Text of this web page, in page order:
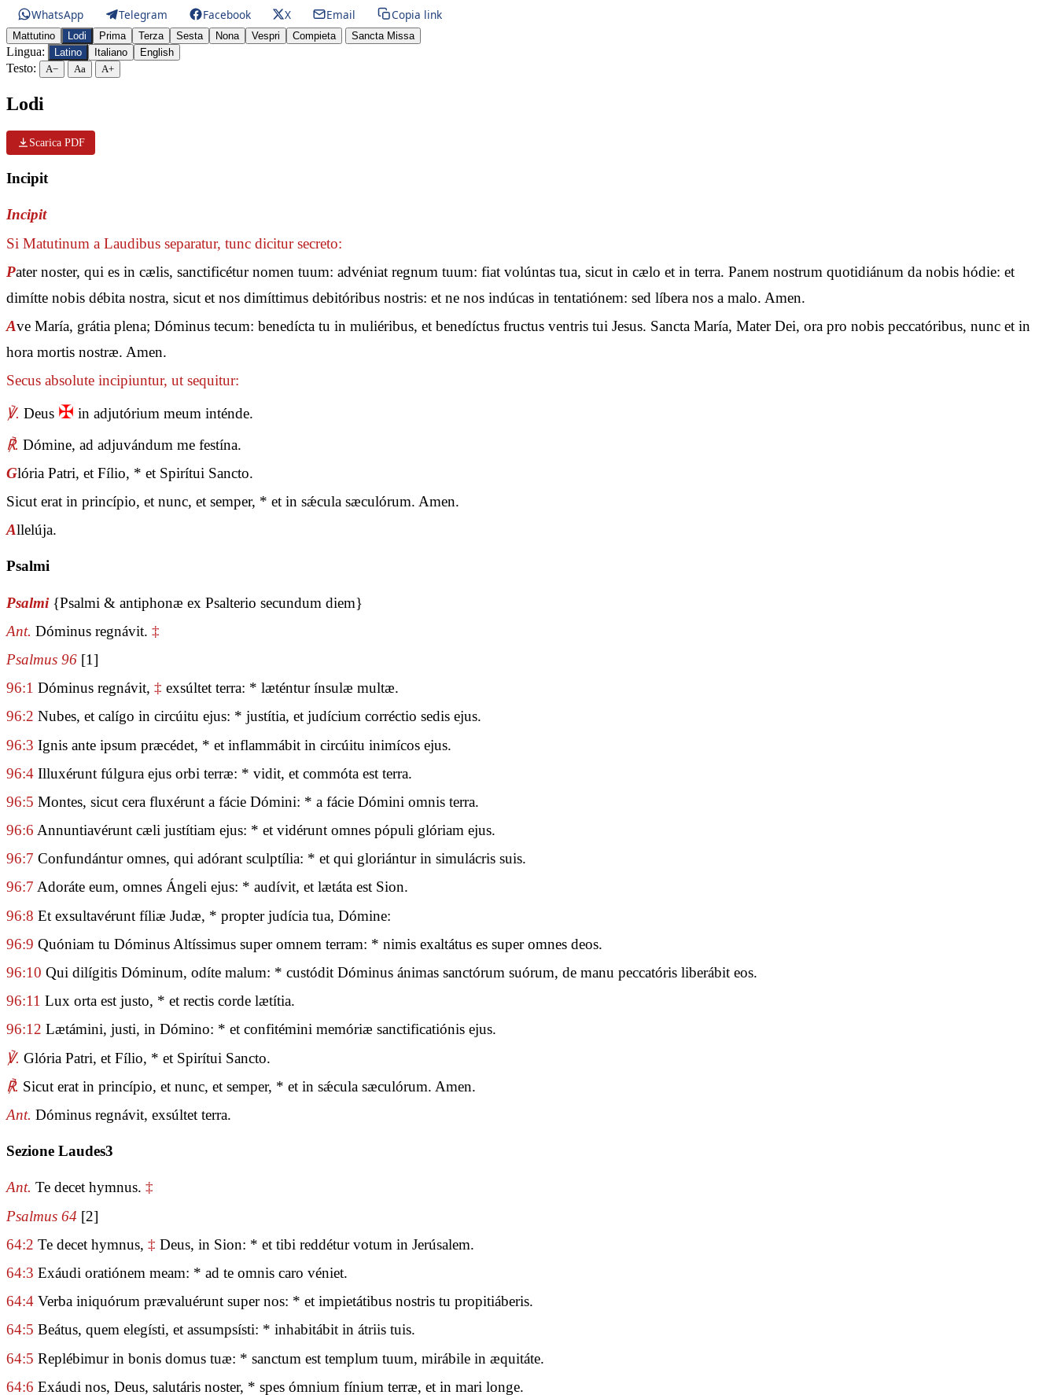
WhatsApp Telegram Facebook X Email Copia link
Mattutino Lodi Prima Terza Sesta Nona Vespri Compieta Sancta Missa
Lingua: Latino Italiano English
Testo: A− Aa A+
Lodi
Scarica PDF
Incipit
Incipit
Si Matutinum a Laudibus separatur, tunc dicitur secreto:
Pater noster, qui es in cælis, sanctificétur nomen tuum: advéniat regnum tuum: fiat volúntas tua, sicut in cælo et in terra. Panem nostrum quotidiánum da nobis hódie: et
dimítte nobis débita nostra, sicut et nos dimíttimus debitóribus nostris: et ne nos indúcas in tentatiónem: sed líbera nos a malo. Amen.
Ave María, grátia plena; Dóminus tecum: benedícta tu in muliéribus, et benedíctus fructus ventris tui Jesus. Sancta María, Mater Dei, ora pro nobis peccatóribus, nunc et in
hora mortis nostræ. Amen.
Secus absolute incipiuntur, ut sequitur:
℣. Deus ✠ in adjutórium meum inténde.
℟. Dómine, ad adjuvándum me festína.
Glória Patri, et Fílio, * et Spirítui Sancto.
Sicut erat in princípio, et nunc, et semper, * et in sǽcula sæculórum. Amen.
Allelúja.
Psalmi
Psalmi {Psalmi & antiphonæ ex Psalterio secundum diem}
Ant. Dóminus regnávit. ‡
Psalmus 96 [1]
96:1 Dóminus regnávit, ‡ exsúltet terra: * læténtur ínsulæ multæ.
96:2 Nubes, et calígo in circúitu ejus: * justítia, et judícium corréctio sedis ejus.
96:3 Ignis ante ipsum præcédet, * et inflammábit in circúitu inimícos ejus.
96:4 Illuxérunt fúlgura ejus orbi terræ: * vidit, et commóta est terra.
96:5 Montes, sicut cera fluxérunt a fácie Dómini: * a fácie Dómini omnis terra.
96:6 Annuntiavérunt cæli justítiam ejus: * et vidérunt omnes pópuli glóriam ejus.
96:7 Confundántur omnes, qui adórant sculptília: * et qui gloriántur in simulácris suis.
96:7 Adoráte eum, omnes Ángeli ejus: * audívit, et lætáta est Sion.
96:8 Et exsultavérunt fíliæ Judæ, * propter judícia tua, Dómine:
96:9 Quóniam tu Dóminus Altíssimus super omnem terram: * nimis exaltátus es super omnes deos.
96:10 Qui dilígitis Dóminum, odíte malum: * custódit Dóminus ánimas sanctórum suórum, de manu peccatóris liberábit eos.
96:11 Lux orta est justo, * et rectis corde lætítia.
96:12 Lætámini, justi, in Dómino: * et confitémini memóriæ sanctificatiónis ejus.
℣. Glória Patri, et Fílio, * et Spirítui Sancto.
℟. Sicut erat in princípio, et nunc, et semper, * et in sǽcula sæculórum. Amen.
Ant. Dóminus regnávit, exsúltet terra.
Sezione Laudes3
Ant. Te decet hymnus. ‡
Psalmus 64 [2]
64:2 Te decet hymnus, ‡ Deus, in Sion: * et tibi reddétur votum in Jerúsalem.
64:3 Exáudi oratiónem meam: * ad te omnis caro véniet.
64:4 Verba iniquórum prævaluérunt super nos: * et impietátibus nostris tu propitiáberis.
64:5 Beátus, quem elegísti, et assumpsísti: * inhabitábit in átriis tuis.
64:5 Replébimur in bonis domus tuæ: * sanctum est templum tuum, mirábile in æquitáte.
64:6 Exáudi nos, Deus, salutáris noster, * spes ómnium fínium terræ, et in mari longe.